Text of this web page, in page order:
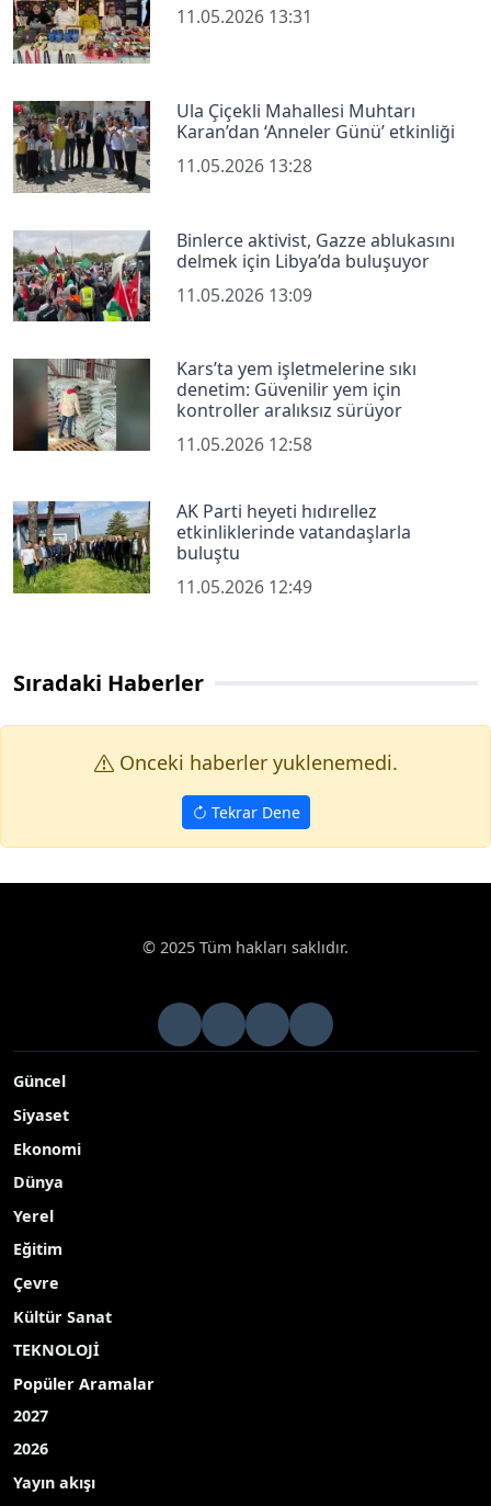
11.05.2026 13:31
Ula Çiçekli Mahallesi Muhtarı
Karan’dan ‘Anneler Günü’ etkinliği
11.05.2026 13:28
Binlerce aktivist, Gazze ablukasını
delmek için Libya’da buluşuyor
11.05.2026 13:09
Kars’ta yem işletmelerine sıkı
denetim: Güvenilir yem için
kontroller aralıksız sürüyor
11.05.2026 12:58
AK Parti heyeti hıdırellez
etkinliklerinde vatandaşlarla
buluştu
11.05.2026 12:49
Sıradaki Haberler
Onceki haberler yuklenemedi.
Tekrar Dene
Haberde İnsan Yozgat’ta polis selamı veren
Yozgat’ın Sarıkaya ilçesinde polis selamı veren minikler